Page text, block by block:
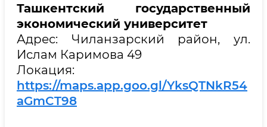
Ташкентский государственный
экономический университет
Адрес: Чиланзарский район, ул.
Ислам Каримова 49
Локация:
https://maps.app.goo.gl/YksQTNkR54
aGmCT98